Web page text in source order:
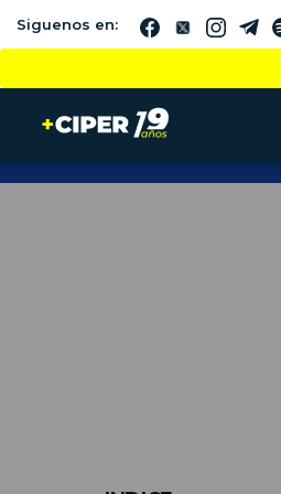
Siguenos en: